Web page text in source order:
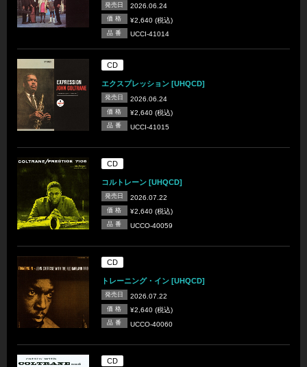
発売日 2026.06.24
価 格 ¥2,640 (税込)
品 番 UCCI-41014
CD
エクスプレッション [UHQCD]
発売日 2026.06.24
価 格 ¥2,640 (税込)
品 番 UCCI-41015
CD
コルトレーン [UHQCD]
発売日 2026.07.22
価 格 ¥2,640 (税込)
品 番 UCCO-40059
CD
トレーニング・イン [UHQCD]
発売日 2026.07.22
価 格 ¥2,640 (税込)
品 番 UCCO-40060
CD